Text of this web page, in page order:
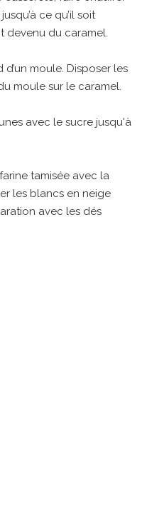
ce qu’il soit
devenu du caramel.
moule. Disposer les
moule sur le caramel.
avec le sucre jusqu'à
tamisée avec la
les blancs en neige
avec les dés